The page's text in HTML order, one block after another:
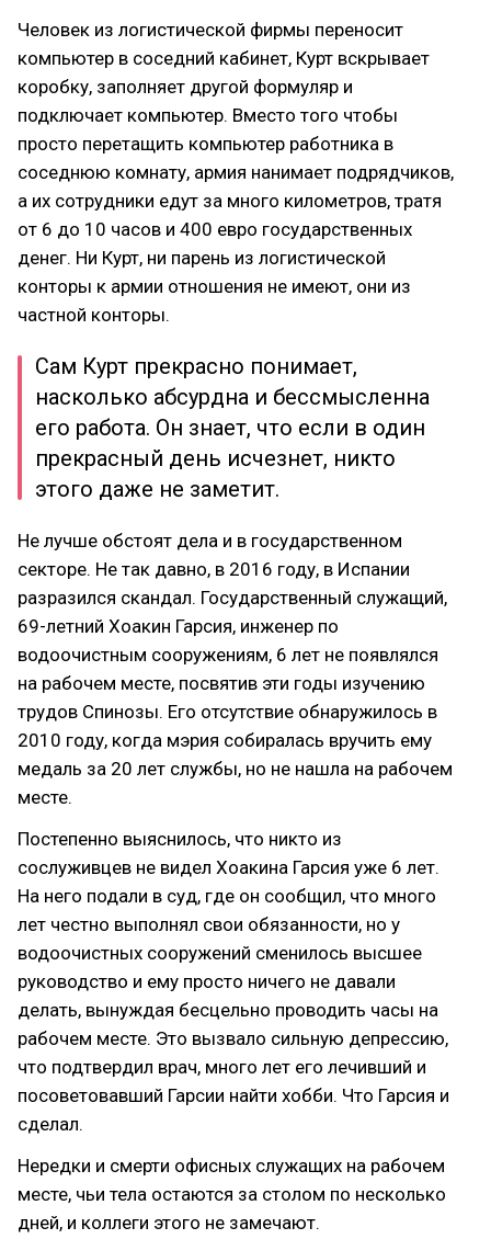
Человек из логистической фирмы переносит
компьютер в соседний кабинет, Курт вскрывает
коробку, заполняет другой формуляр и
подключает компьютер. Вместо того чтобы
просто перетащить компьютер работника в
соседнюю комнату, армия нанимает подрядчиков,
а их сотрудники едут за много километров, тратя
от 6 до 10 часов и 400 евро государственных
денег. Ни Курт, ни парень из логистической
конторы к армии отношения не имеют, они из
частной конторы.
Сам Курт прекрасно понимает,
насколько абсурдна и бессмысленна
его работа. Он знает, что если в один
прекрасный день исчезнет, никто
этого даже не заметит.
Не лучше обстоят дела и в государственном
секторе. Не так давно, в 2016 году, в Испании
разразился скандал. Государственный служащий,
69-летний Хоакин Гарсия, инженер по
водоочистным сооружениям, 6 лет не появлялся
на рабочем месте, посвятив эти годы изучению
трудов Спинозы. Его отсутствие обнаружилось в
2010 году, когда мэрия собиралась вручить ему
медаль за 20 лет службы, но не нашла на рабочем
месте.
Постепенно выяснилось, что никто из
сослуживцев не видел Хоакина Гарсия уже 6 лет.
На него подали в суд, где он сообщил, что много
лет честно выполнял свои обязанности, но у
водоочистных сооружений сменилось высшее
руководство и ему просто ничего не давали
делать, вынуждая бесцельно проводить часы на
рабочем месте. Это вызвало сильную депрессию,
что подтвердил врач, много лет его лечивший и
посоветовавший Гарсии найти хобби. Что Гарсия и
сделал.
Нередки и смерти офисных служащих на рабочем
месте, чьи тела остаются за столом по несколько
дней, и коллеги этого не замечают.